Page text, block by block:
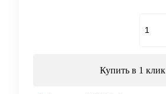
Купить в 1 клик